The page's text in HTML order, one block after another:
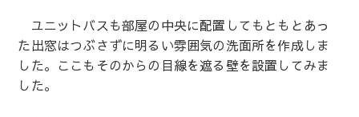
ユニットバスも部屋の中央に配置してもともとあっ
た出窓はつぶさずに明るい雰囲気の洗面所を作成しま
した。ここもそのからの目線を遮る壁を設置してみま
した。